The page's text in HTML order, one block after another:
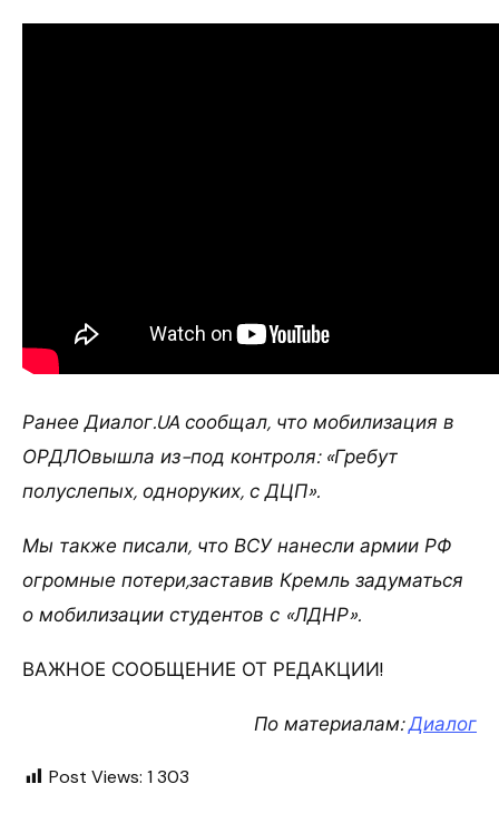
Ранее Диалог.UA сообщал, что мобилизация в
ОРДЛОвышла из-под контроля: «Гребут
полуслепых, одноруких, с ДЦП».
Мы также писали, что ВСУ нанесли армии РФ
огромные потери,заставив Кремль задуматься
о мобилизации студентов с «ЛДНР».
ВАЖНОЕ СООБЩЕНИЕ ОТ РЕДАКЦИИ!
По материалам:Диалог
Post Views: 1 303